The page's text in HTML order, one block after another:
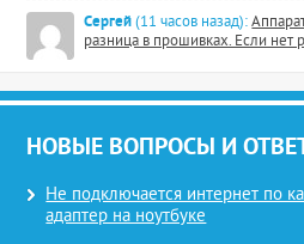
Сергей (11 часов назад):
разница в прошивках. Если нет
НОВЫЕ ВОПРОСЫ И
Не подключается интернет по
адаптер на ноутбуке